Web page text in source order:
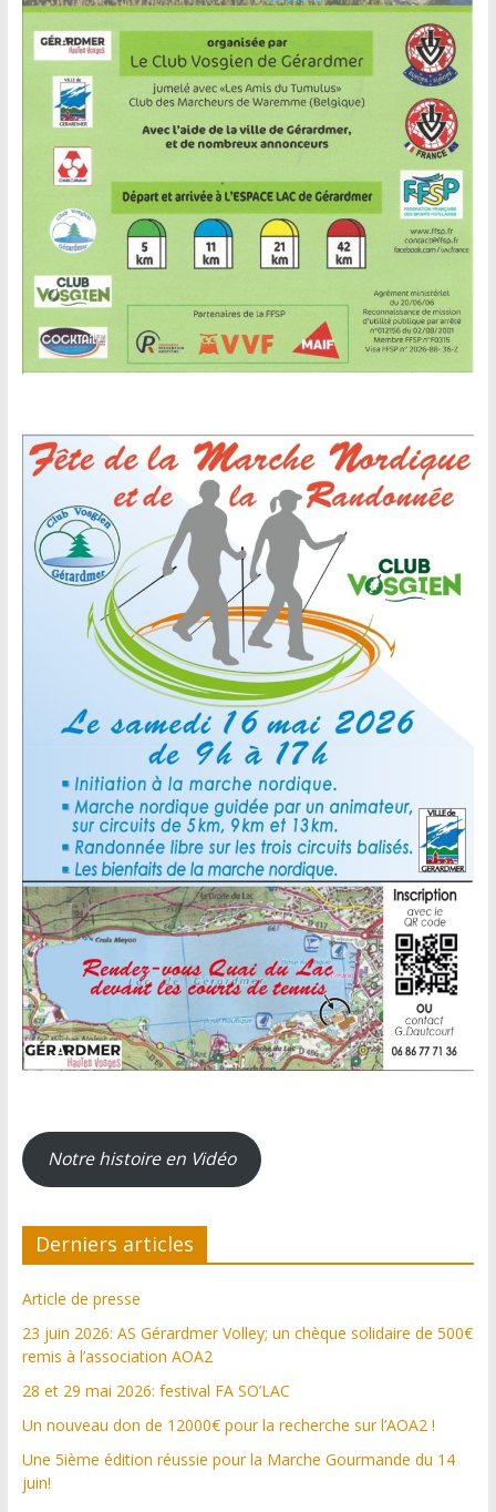
Notre histoire en Vidéo
Derniers articles
Article de presse
23 juin 2026: AS Gérardmer Volley; un chèque solidaire de 500€
remis à l’association AOA2
28 et 29 mai 2026: festival FA SO’LAC
Un nouveau don de 12000€ pour la recherche sur l’AOA2 !
Une 5ième édition réussie pour la Marche Gourmande du 14
juin!